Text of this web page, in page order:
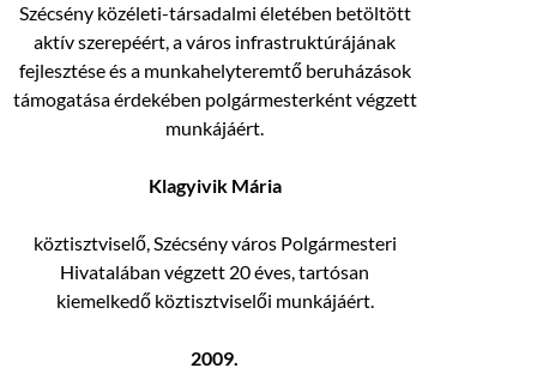
Szécsény közéleti-társadalmi életében betöltött
aktív szerepéért, a város infrastruktúrájának
fejlesztése és a munkahelyteremtő beruházások
támogatása érdekében polgármesterként végzett
munkájáért.
Klagyivik Mária
köztisztviselő, Szécsény város Polgármesteri
Hivatalában végzett 20 éves, tartósan
kiemelkedő köztisztviselői munkájáért.
2009.